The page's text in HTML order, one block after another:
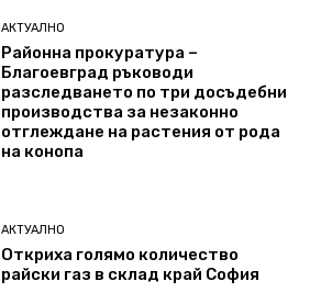
АКТУАЛНО
Районна прокуратура –
Благоевград ръководи
разследването по три досъдебни
производства за незаконно
отглеждане на растения от рода
на конопа
АКТУАЛНО
Откриха голямо количество
райски газ в склад край София